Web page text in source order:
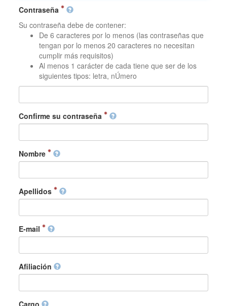
Contraseña
Su contraseña debe de contener:
De 6 caracteres por lo menos (las contraseñas que
tengan por lo menos 20 caracteres no necesitan
cumplir más requisitos)
Al menos 1 carácter de cada tiene que ser de los
siguientes tipos: letra, nÚmero
Confirme su contraseña
Nombre
Apellidos
E-mail
Afiliación
Cargo